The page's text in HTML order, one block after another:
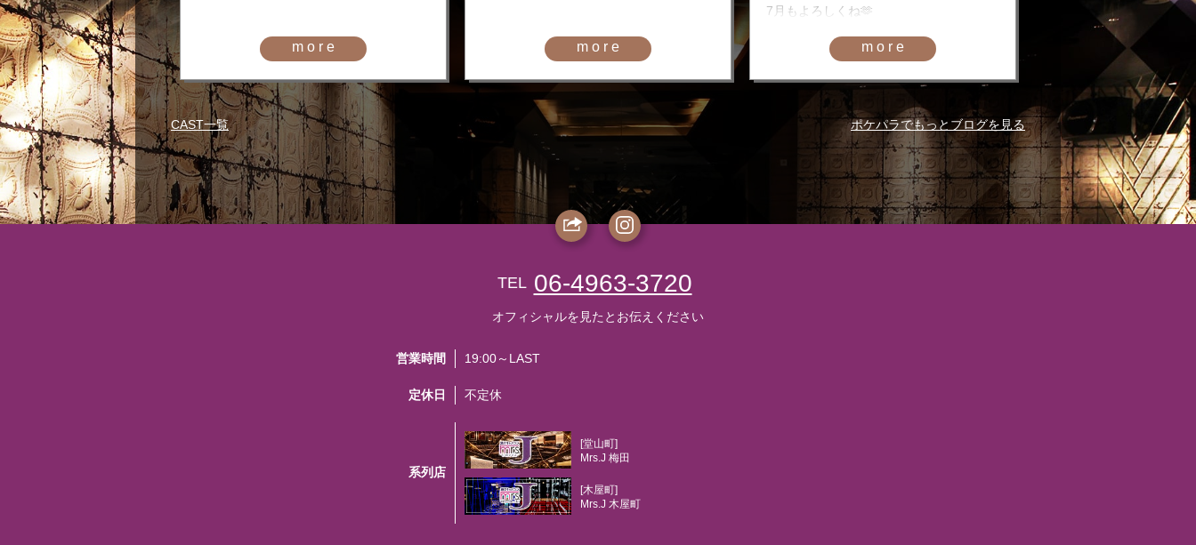
more more
7月もよろしくね🫶
more
ポケパラでもっとブログを見る
CAST一覧
TEL 06-4963-3720
オフィシャルを見たとお伝えください
営業時間 19:00～LAST
定休日 不定休
系列店
[堂山町]
Mrs.J 梅田
[木屋町]
Mrs.J 木屋町